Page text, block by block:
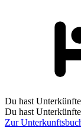
Du hast
Du hast
Zur